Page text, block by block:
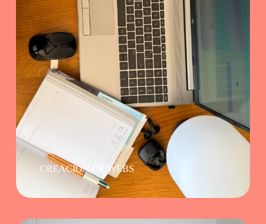
CREACION DE WEBS